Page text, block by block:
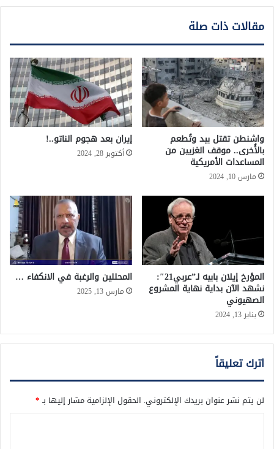
مقالات ذات صلة
واشنطن تقتل بيد وتُطعم
بالأُخرى.. موقف الغزيين من
المساعدات الأمريكية
مارس 10, 2024
إيران بعد هجوم الناتو..!
أكتوبر 28, 2024
المؤرخ إيلان بابيه لـ”عربي21″:
نشهد الآن بداية نهاية المشروع
الصهيوني
يناير 13, 2024
المحللين والرغبة في الانكفاء …
مارس 13, 2025
اترك تعليقاً
لن يتم نشر عنوان بريدك الإلكتروني. الحقول الإلزامية مشار إليها بـ*